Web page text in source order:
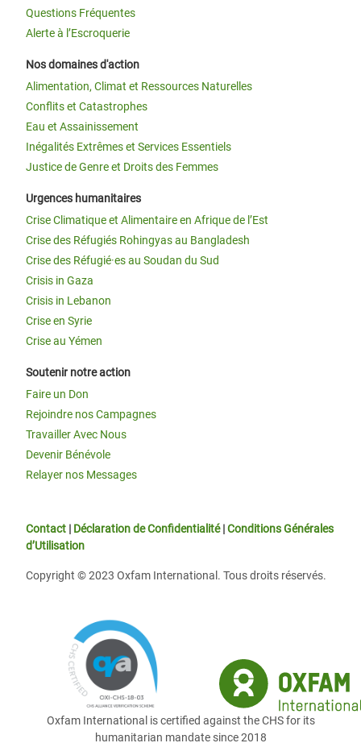
Questions Fréquentes
Alerte à l’Escroquerie
Nos domaines d'action
Alimentation, Climat et Ressources Naturelles
Conflits et Catastrophes
Eau et Assainissement
Inégalités Extrêmes et Services Essentiels
Justice de Genre et Droits des Femmes
Urgences humanitaires
Crise Climatique et Alimentaire en Afrique de l’Est
Crise des Réfugiés Rohingyas au Bangladesh
Crise des Réfugié·es au Soudan du Sud
Crisis in Gaza
Crisis in Lebanon
Crise en Syrie
Crise au Yémen
Soutenir notre action
Faire un Don
Rejoindre nos Campagnes
Travailler Avec Nous
Devenir Bénévole
Relayer nos Messages
Contact | Déclaration de Confidentialité|Conditions Générales
d’Utilisation
Copyright © 2023 Oxfam International. Tous droits réservés.
Oxfam International is certified against the CHS for its
humanitarian mandate since 2018